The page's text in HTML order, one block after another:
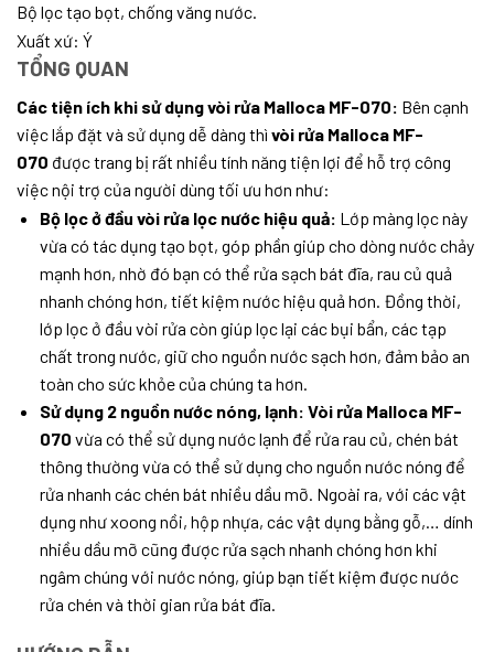
Bộ lọc tạo bọt, chống văng nước.
Xuất xứ: Ý
TỔNG QUAN
Các tiện ích khi sử dụng vòi rửa Malloca MF-070: Bên cạnh
việc lắp đặt và sử dụng dễ dàng thì vòi rửa Malloca MF-
070 được trang bị rất nhiều tính năng tiện lợi để hỗ trợ công
việc nội trợ của người dùng tối ưu hơn như:
Bộ lọc ở đầu vòi rửa lọc nước hiệu quả: Lớp màng lọc này
vừa có tác dụng tạo bọt, góp phần giúp cho dòng nước chảy
mạnh hơn, nhờ đó bạn có thể rửa sạch bát đĩa, rau củ quả
nhanh chóng hơn, tiết kiệm nước hiệu quả hơn. Đồng thời,
lớp lọc ở đầu vòi rửa còn giúp lọc lại các bụi bẩn, các tạp
chất trong nước, giữ cho nguồn nước sạch hơn, đảm bảo an
toàn cho sức khỏe của chúng ta hơn.
Sử dụng 2 nguồn nước nóng, lạnh: Vòi rửa Malloca MF-
070 vừa có thể sử dụng nước lạnh để rửa rau củ, chén bát
thông thường vừa có thể sử dụng cho nguồn nước nóng để
rửa nhanh các chén bát nhiều dầu mỡ. Ngoài ra, với các vật
dụng như xoong nồi, hộp nhựa, các vật dụng bằng gỗ,… dính
nhiều dầu mỡ cũng được rửa sạch nhanh chóng hơn khi
ngâm chúng với nước nóng, giúp bạn tiết kiệm được nước
rửa chén và thời gian rửa bát đĩa.